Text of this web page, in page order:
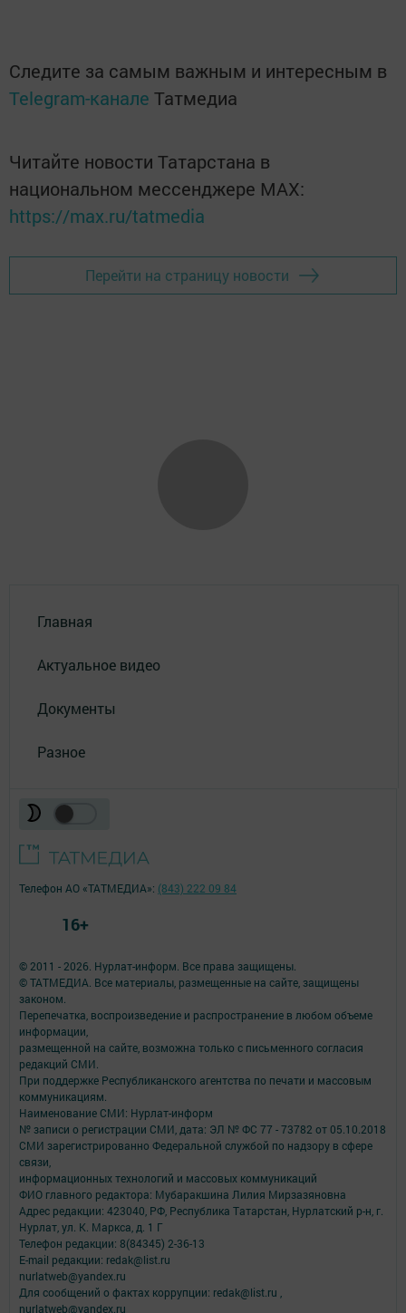
Следите за самым важным и интересным в
Telegram-канале Татмедиа
Читайте новости Татарстана в
национальном мессенджере MАХ:
https://max.ru/tatmedia
Перейти на страницу новости
Главная
Актуальное видео
Документы
Разное
© 2011 - 2026. Нурлат-⁠информ. Все права защищены.
© ТАТМЕДИА. Все материалы, размещенные на сайте, защищены
законом.
Перепечатка, воспроизведение и распространение в любом объеме
информации,
размещенной на сайте, возможна только с письменного согласия
редакций СМИ.
При поддержке Республиканского агентства по печати и массовым
коммуникациям.
Наименование СМИ: Нурлат-⁠информ
№ записи о регистрации СМИ, дата: ЭЛ № ФС 77 -⁠ 73782 от 05.10.2018
СМИ зарегистрированно Федеральной службой по надзору в сфере
связи,
информационных технологий и массовых коммуникаций
ФИО главного редактора: Мубаракшина Лилия Мирзазяновна
Адрес редакции: 423040, РФ, Республика Татарстан, Нурлатский р-н, г.
Нурлат, ул. К. Маркса, д. 1 Г
Телефон редакции: 8(84345) 2-36-13
E-mail редакции: redak@list.ru
nurlatweb@yandex.ru
Для сообщений о фактах коррупции: redak@list.ru ,
nurlatweb@yandex.ru
Телефон АО «ТАТМЕДИА»: (843) 222 09 84
16+